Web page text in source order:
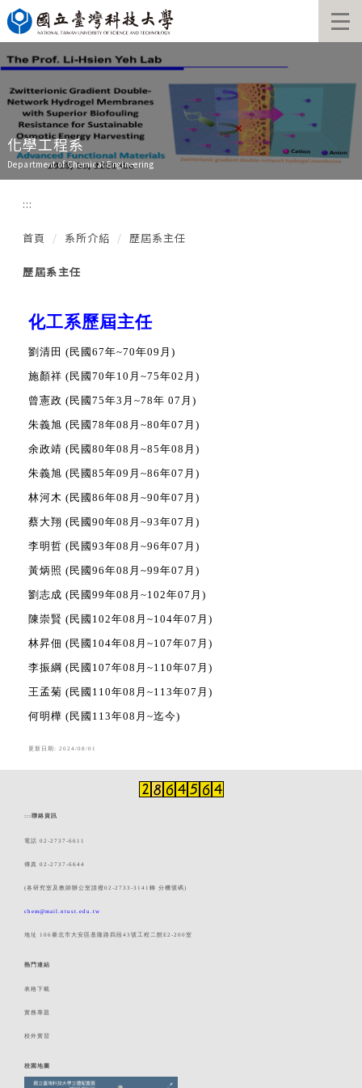
跳
到
主
要
內
容
區
化學工程系
Department of Chemical Engineering
:::
首頁 系所介紹 歷屆系主任
歷屆系主任
化工系歷屆主任
劉清田 (民國67年~70年09月)
施顏祥 (民國 70年10月~75年02月)
曾憲政 (民國 75年3月~78年 07月)
朱義旭 (民國 78年08月~80年07月)
余政靖 (民國 80年08月~85年08月)
朱義旭 (民國 85年09月~86年07月)
林河木 (民國 86年08月~90年07月)
蔡大翔 (民國 90年08月~93年07月)
李明哲 (民國 93年08月~96年07月)
黃炳照 (民國 96年08月~99年07月)
劉志成 (民國 99年08月~102年07月)
陳崇賢 (民國 102年08月~104年07月)
林昇佃 (民國 104年08月~107年07月)
李振綱 (民國 107年08月~110年07月 )
王孟菊 (民國 110年08月~113年07月 )
何明樺 (民國 113年08月~迄今)
更新日期: 2024/08/01
::: 聯絡資訊
電話 02-2737-6611
傳真 02-2737-6644
(各研究室及教師辦公室請撥02-2733-3141轉 分機號碼)
chem@mail.ntust.edu.tw
地址 106臺北市大安區基隆路四段43號工程二館E2-200室
熱門連結
表格下載
實務專題
校外實習
校園地圖